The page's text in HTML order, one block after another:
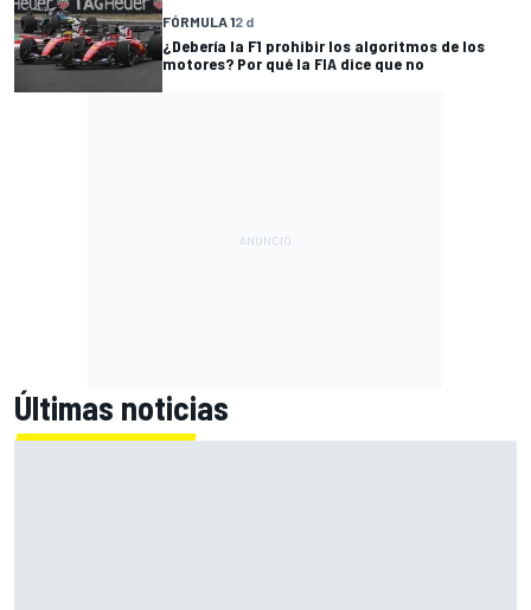
FÓRMULA 12 d
¿Debería la F1 prohibir los algoritmos de los
motores? Por qué la FIA dice que no
Últimas noticias